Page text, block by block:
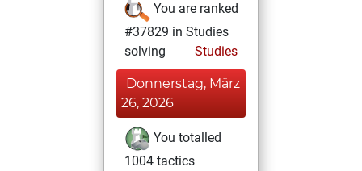
You are ranked
#37829 in Studies
solving
Studies
Donnerstag, März
26, 2026
You totalled
1004 tactics